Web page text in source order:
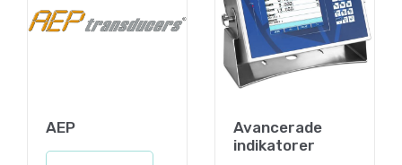
AEP
Avancerade
indikatorer